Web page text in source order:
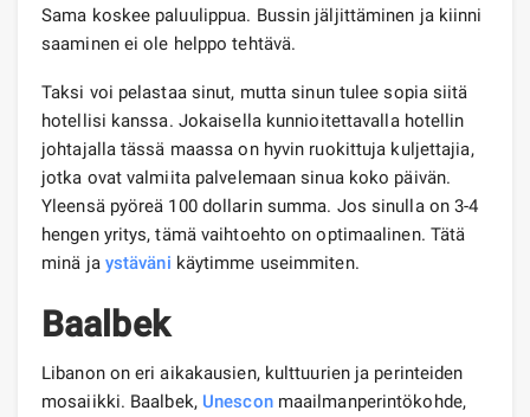
Sama koskee paluulippua. Bussin jäljittäminen ja kiinni
saaminen ei ole helppo tehtävä.
Taksi voi pelastaa sinut, mutta sinun tulee sopia siitä
hotellisi kanssa. Jokaisella kunnioitettavalla hotellin
johtajalla tässä maassa on hyvin ruokittuja kuljettajia,
jotka ovat valmiita palvelemaan sinua koko päivän.
Yleensä pyöreä 100 dollarin summa. Jos sinulla on 3-4
hengen yritys, tämä vaihtoehto on optimaalinen. Tätä
minä ja ystäväni käytimme useimmiten.
Baalbek
Libanon on eri aikakausien, kulttuurien ja perinteiden
mosaiikki. Baalbek, Unesconmaailmanperintökohde,